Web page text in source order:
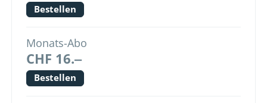
Bestellen
Monats-Abo
CHF 16.‒
Bestellen